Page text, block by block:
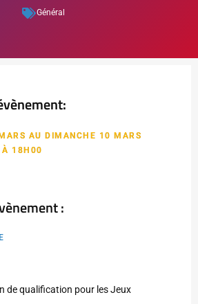
Général
AU DIMANCHE 10 MARS
18H00
:
de qualification pour les Jeux